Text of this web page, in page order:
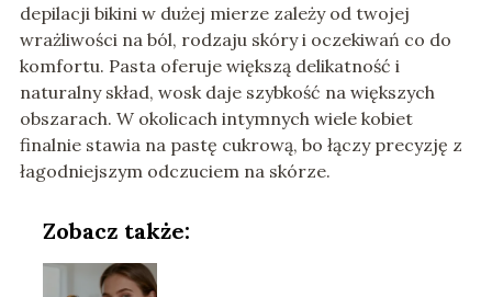
depilacji bikini w dużej mierze zależy od twojej
wrażliwości na ból, rodzaju skóry i oczekiwań co do
komfortu. Pasta oferuje większą delikatność i
naturalny skład, wosk daje szybkość na większych
obszarach. W okolicach intymnych wiele kobiet
finalnie stawia na pastę cukrową, bo łączy precyzję z
łagodniejszym odczuciem na skórze.
Zobacz także: